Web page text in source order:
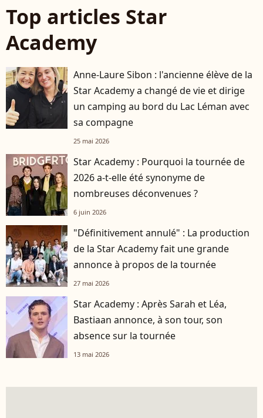
Top articles Star
Academy
Anne-Laure Sibon : l'ancienne élève de la
Star Academy a changé de vie et dirige
un camping au bord du Lac Léman avec
sa compagne
25 mai 2026
Star Academy : Pourquoi la tournée de
2026 a-t-elle été synonyme de
nombreuses déconvenues ?
6 juin 2026
"Définitivement annulé" : La production
de la Star Academy fait une grande
annonce à propos de la tournée
27 mai 2026
Star Academy : Après Sarah et Léa,
Bastiaan annonce, à son tour, son
absence sur la tournée
13 mai 2026